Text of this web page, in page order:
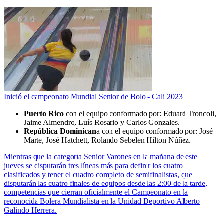
Inició el campeonato Mundial Senior de Bolo - Cali 2023
Puerto Rico con el equipo conformado por: Eduard Troncoli,
Jaime Almendro, Luís Rosario y Carlos Gonzales.
República Dominicana con el equipo conformado por: José
Marte, José Hatchett, Rolando Sebelen Hilton Núñez.
Mientras que la categoría Senior Varones en la mañana de este
jueves se disputarán tres líneas más para definir los cuatro
clasificados y tener el cuadro completo de semifinalistas, que
disputarán las cuatro finales de equipos desde las 2:00 de la tarde,
competencias que cierran oficialmente el Campeonato en la
reconocida Bolera Mundialista en la Unidad Deportivo Alberto
Galindo Herrera.